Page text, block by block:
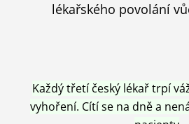
lékařského povolání
Každý třetí český lékař trpí
vyhoření. Cítí se na dně a